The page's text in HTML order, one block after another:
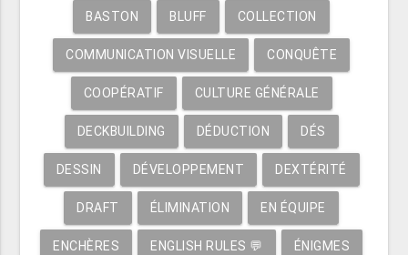
BASTON BLUFF COLLECTION
COMMUNICATION VISUELLE CONQUÊTE
COOPÉRATIF CULTURE GÉNÉRALE
DECKBUILDING DÉDUCTION DÉS
DESSIN DÉVELOPPEMENT DEXTÉRITÉ
DRAFT ÉLIMINATION EN ÉQUIPE
ENCHÈRES ENGLISH RULES 💬 ÉNIGMES